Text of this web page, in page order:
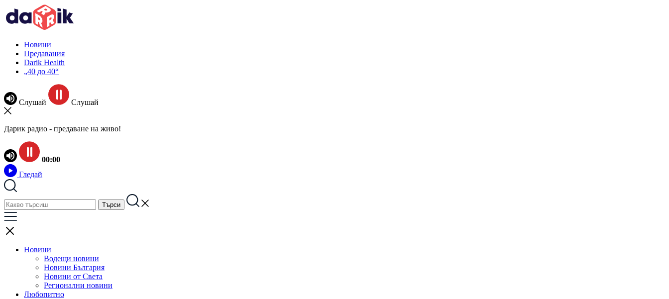
Новини
Предавания
Darik Health
„40 до 40“
Слушай Слушай
Дарик радио - предаване на живо!
00:00
Гледай
Новини
Водещи новини
Новини България
Новини от Света
Регионални новини
Любопитно